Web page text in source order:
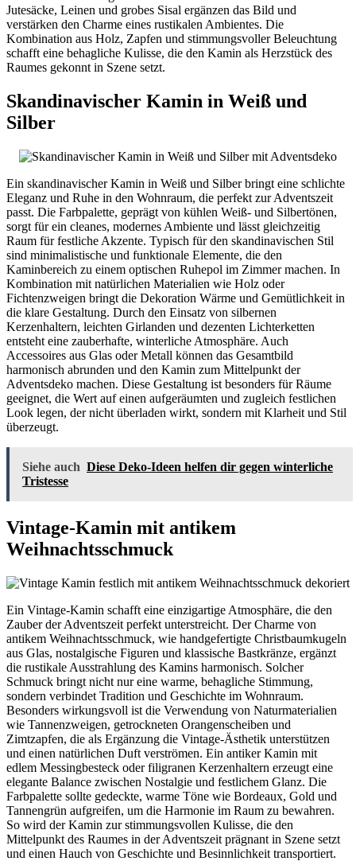
Jutesäcke, Leinen und grobes Sisal ergänzen das Bild und
verstärken den Charme eines rustikalen Ambientes. Die
Kombination aus Holz, Zapfen und stimmungsvoller Beleuchtung
schafft eine behagliche Kulisse, die den Kamin als Herzstück des
Raumes gekonnt in Szene setzt.
Skandinavischer Kamin in Weiß und
Silber
Ein skandinavischer Kamin in Weiß und Silber bringt eine schlichte
Eleganz und Ruhe in den Wohnraum, die perfekt zur Adventszeit
passt. Die Farbpalette, geprägt von kühlen Weiß- und Silbertönen,
sorgt für ein cleanes, modernes Ambiente und lässt gleichzeitig
Raum für festliche Akzente. Typisch für den skandinavischen Stil
sind minimalistische und funktionale Elemente, die den
Kaminbereich zu einem optischen Ruhepol im Zimmer machen. In
Kombination mit natürlichen Materialien wie Holz oder
Fichtenzweigen bringt die Dekoration Wärme und Gemütlichkeit in
die klare Gestaltung. Durch den Einsatz von silbernen
Kerzenhaltern, leichten Girlanden und dezenten Lichterketten
entsteht eine zauberhafte, winterliche Atmosphäre. Auch
Accessoires aus Glas oder Metall können das Gesamtbild
harmonisch abrunden und den Kamin zum Mittelpunkt der
Adventsdeko machen. Diese Gestaltung ist besonders für Räume
geeignet, die Wert auf einen aufgeräumten und zugleich festlichen
Look legen, der nicht überladen wirkt, sondern mit Klarheit und Stil
überzeugt.
Siehe auch Diese Deko-Ideen helfen dir gegen winterliche
Tristesse
Vintage-Kamin mit antikem
Weihnachtsschmuck
Ein Vintage-Kamin schafft eine einzigartige Atmosphäre, die den
Zauber der Adventszeit perfekt unterstreicht. Der Charme von
antikem Weihnachtsschmuck, wie handgefertigte Christbaumkugeln
aus Glas, nostalgische Figuren und klassische Bastkränze, ergänzt
die rustikale Ausstrahlung des Kamins harmonisch. Solcher
Schmuck bringt nicht nur eine warme, behagliche Stimmung,
sondern verbindet Tradition und Geschichte im Wohnraum.
Besonders wirkungsvoll ist die Verwendung von Naturmaterialien
wie Tannenzweigen, getrockneten Orangenscheiben und
Zimtzapfen, die als Ergänzung die Vintage-Ästhetik unterstützen
und einen natürlichen Duft verströmen. Ein antiker Kamin mit
edlem Messingbesteck oder filigranen Kerzenhaltern erzeugt eine
elegante Balance zwischen Nostalgie und festlichem Glanz. Die
Farbpalette sollte gedeckte, warme Töne wie Bordeaux, Gold und
Tannengrün aufgreifen, um die Harmonie im Raum zu bewahren.
So wird der Kamin zur stimmungsvollen Kulisse, die den
Mittelpunkt des Raumes in der Adventszeit prägnant in Szene setzt
und einen Hauch von Geschichte und Besinnlichkeit transportiert.